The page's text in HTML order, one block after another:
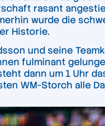
rasant
wurde die
Historie.
und seine
fulminant
dann um 1 Uhr
WM-Storch alle